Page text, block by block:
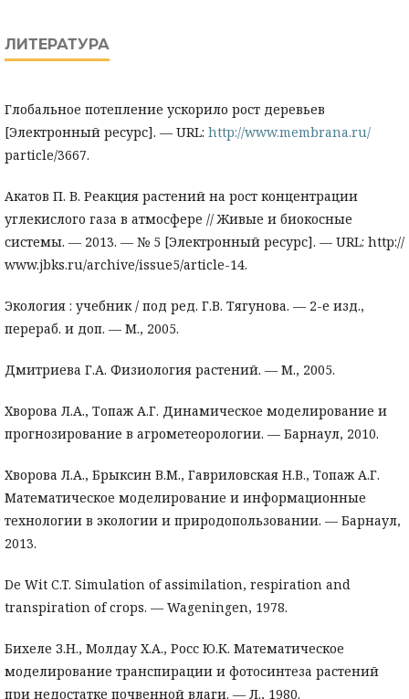
ЛИТЕРАТУРА
Глобальное потепление ускорило рост деревьев
[Электронный ресурс]. — URL: http://www.membrana.ru/
particle/3667.
Акатов П. В. Реакция растений на рост концентрации
углекислого газа в атмосфере // Живые и биокосные
системы. — 2013. — № 5 [Электронный ресурс]. — URL: http://
www.jbks.ru/archive/issue5/article-14.
Экология : учебник / под ред. Г.В. Тягунова. — 2-е изд.,
перераб. и доп. — М., 2005.
Дмитриева Г.А. Физиология растений. — М., 2005.
Хворова Л.А., Топаж А.Г. Динамическое моделирование и
прогнозирование в агрометеорологии. — Барнаул, 2010.
Хворова Л.А., Брыксин В.М., Гавриловская Н.В., Топаж А.Г.
Математическое моделирование и информационные
технологии в экологии и природопользовании. — Барнаул,
2013.
De Wit C.T. Simulation of assimilation, respiration and
transpiration of crops. — Wageningen, 1978.
Бихеле З.Н., Молдау Х.А., Росс Ю.К. Математическое
моделирование транспирации и фотосинтеза растений
при недостатке почвенной влаги. — Л., 1980.